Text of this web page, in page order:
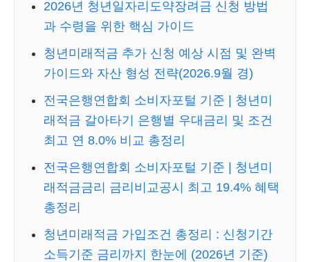
2026년 청년일자리도약장려금 신청 방법
과 수령을 위한 핵심 가이드
청년미래적금 추가 신청 예상 시점 및 완벽
가이드와 자산 형성 전략(2026.9월 경)
전국은행연합회 소비자포털 기준 | 청년미
래적금 갈아타기 은행별 우대금리 및 조건
최고 연 8.0% 비교 총정리
전국은행연합회 소비자포털 기준 | 청년미
래적금금리 금리비교공시 최고 19.4% 혜택
총정리
청년미래적금 가입조건 총정리 : 신청기간
소득기준 금리까지 한눈에 (2026년 기준)